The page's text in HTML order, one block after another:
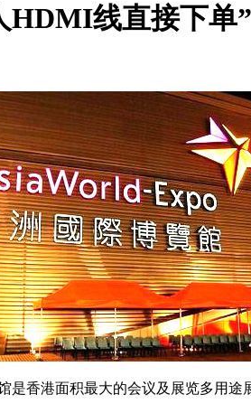
HDMI线直接下单”
是香港面积最大的会议及展览多用途